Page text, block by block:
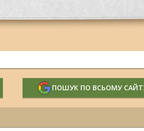
ПОШУК ПО ВСЬОМУ